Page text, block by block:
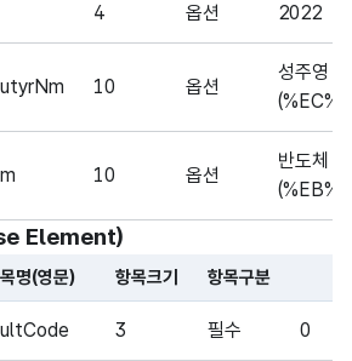
4 옵션 2022
10 옵션
성주영
10 옵션
반도체
Element)
결과(Response Element) 항목에 대한
명(영문) 항목크기 항목구분
3 필수 0